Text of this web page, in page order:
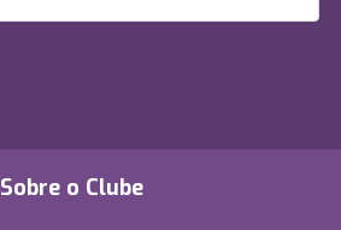
Sobre o Clube